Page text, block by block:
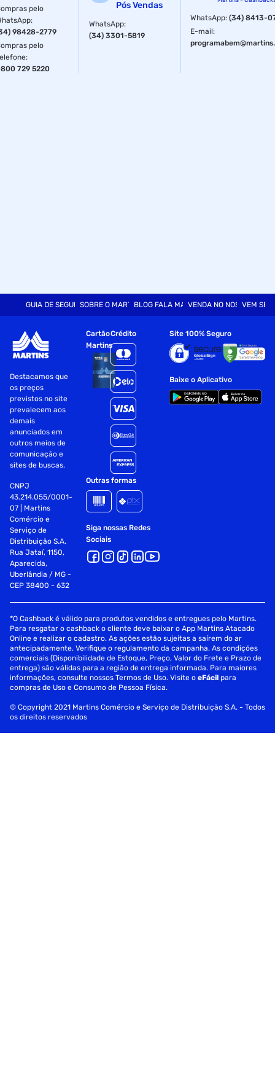
pelo
:
98428-2779
pelo
:
729 5220
Pós Vendas
WhatsApp:
(34) 3301-5819
WhatsApp:(34) 8413-
E-mail:
GUIA DE SEGURANÇASOBRE O MARTINSBLOG FALA MARTVENDA NO NOSSO SITE
VEM SER
Destacamos que
os preços
previstos no site
prevalecem aos
demais
anunciados em
outros meios de
comunicação e
sites de buscas.
CNPJ
43.214.055/0001-
07 | Martins
Comércio e
Serviço de
Distribuição S.A.
Rua Jataí, 1150,
Aparecida,
Uberlândia / MG -
CEP 38400 - 632
Cartão
Martins
Crédito
Outras formas
Siga nossas Redes
Sociais
Site 100% Seguro
Baixe o Aplicativo
*O Cashback é válido para produtos vendidos e entregues pelo Martins.
Para resgatar o cashback o cliente deve baixar o App Martins Atacado
Online e realizar o cadastro. As ações estão sujeitas a saírem do ar
antecipadamente. Verifique o regulamento da campanha. As condições
comerciais (Disponibilidade de Estoque, Preço, Valor do Frete e Prazo de
entrega) são válidas para a região de entrega informada. Para maiores
informações, consulte nossos Termos de Uso. Visite oeFácil para
compras de Uso e Consumo de Pessoa Física.
© Copyright 2021 Martins Comércio e Serviço de Distribuição S.A. - Todos
os direitos reservados